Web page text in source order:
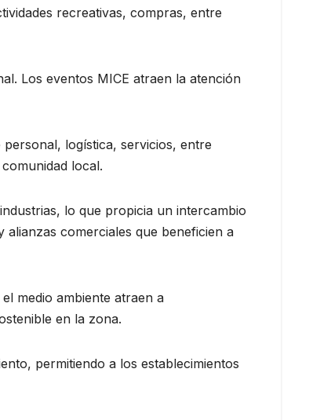
recreativas, compras, entre
Los eventos MICE atraen la atención
logística, servicios, entre
local.
lo que propicia un intercambio
comerciales que beneficien a
medio ambiente atraen a
en la zona.
permitiendo a los establecimientos